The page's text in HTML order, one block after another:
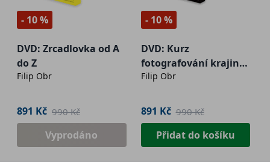
- 10 %
DVD: Zrcadlovka od A
do Z
Filip Obr
891 Kč 990 Kč
Vyprodáno
- 10 %
DVD: Kurz
fotografování krajiny
a přírody
Filip Obr
891 Kč 990 Kč
Přidat do košíku